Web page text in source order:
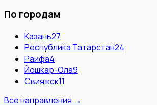
По городам
Казань27
Республика Татарстан24
Раифа4
Йошкар-Ола9
Свияжск11
Все направления →